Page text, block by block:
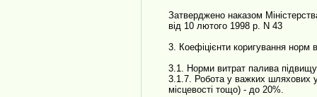
Затверджено наказом
від 10 лютого 1998 р. N 43
3. Коефіцієнти коригування норм
3.1. Норми витрат палива
3.1.7. Робота у важких шляхових
місцевості тощо) - до 20%.